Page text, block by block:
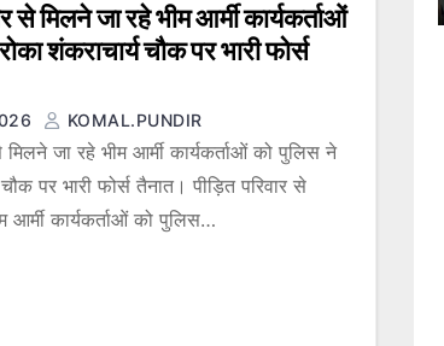
से मिलने जा रहे भीम आर्मी कार्यकर्ताओं
शंकराचार्य चौक पर भारी फोर्स
KOMAL.PUNDIR
मिलने जा रहे भीम आर्मी कार्यकर्ताओं को पुलिस ने
पर भारी फोर्स तैनात। पीड़ित परिवार से
आर्मी कार्यकर्ताओं को पुलिस…